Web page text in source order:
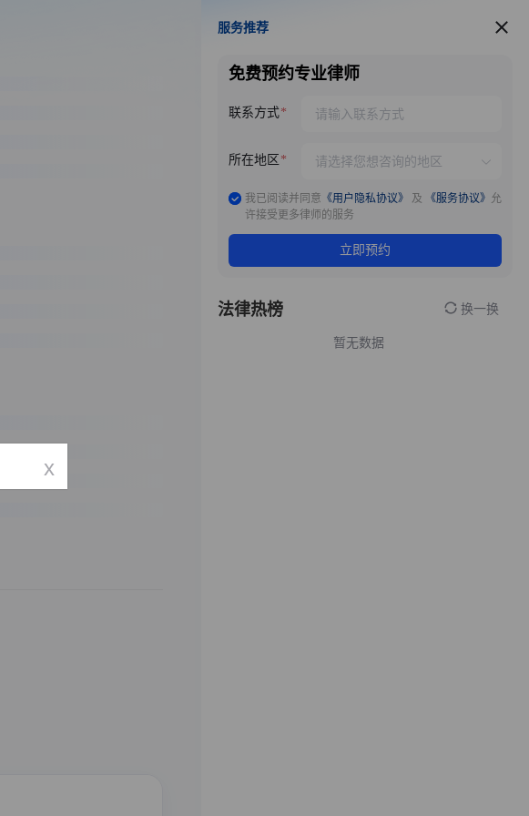
服务推荐
服务推荐
免费预约专业律师
联系方式
所在地区
我已阅读并同意 《用户隐私协议》 及 《服务协议》 允
许接受更多律师的服务
立即预约
法律热榜 换一换
暂无数据
x